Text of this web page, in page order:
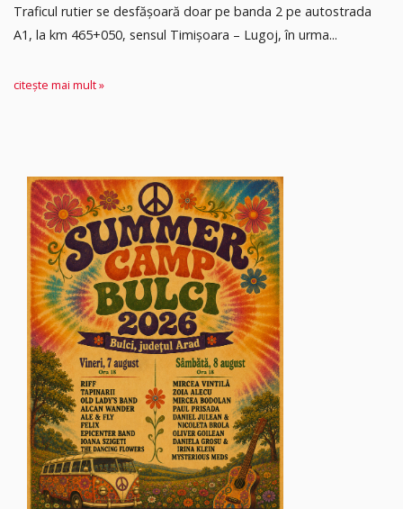
Traficul rutier se desfășoară doar pe banda 2 pe autostrada
A1, la km 465+050, sensul Timişoara – Lugoj, în urma...
citește mai mult »